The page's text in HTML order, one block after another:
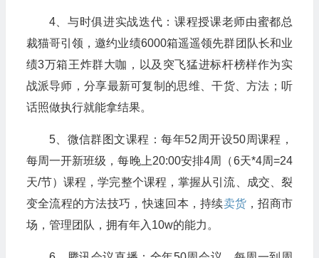
4、与时俱进实战迭代：课程授课老师由蜜都总
裁猫哥引领，邀约业绩6000箱遥遥领先群团队长和业
绩3万箱王炸群大咖，以及突飞猛进标杆榜样作为实
战派导师，分享最新可复制的思维、干货、方法；听
话照做执行就能拿结果。
5、微信群图文课程：每年52周开设50周课程，
每周一开新班级，每晚上20:00安排4周（6天*4周=24
天/节）课程，学完整个课程，掌握从引流、成交、裂
变全流程的方法技巧，快速回本，持续卖货，招商市
场，管理团队，拥有年入10w的能力。